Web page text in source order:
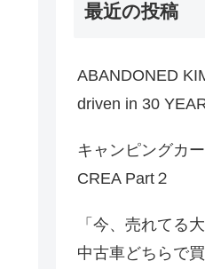
最近の投稿
ABANDONED
driven in 30
キャンピングカ
CREA Part２
「今、売れてる
中古車どちらで